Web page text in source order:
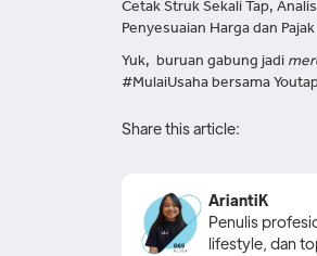
Cetak Struk Sekali Tap,
Penyesuaian Harga dan
Yuk, buruan gabung jadi
#MulaiUsaha bersama
Share this article:
AriantiK
Penulis
lifestyle, dan